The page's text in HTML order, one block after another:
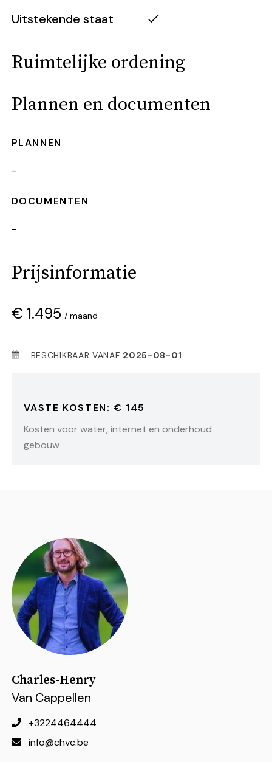
Uitstekende staat
Ruimtelijke ordening
Plannen en documenten
PLANNEN
-
DOCUMENTEN
-
Prijsinformatie
€ 1.495 / maand
BESCHIKBAAR VANAF 2025-08-01
VASTE KOSTEN: € 145
Kosten voor water, internet en onderhoud
gebouw
Charles-Henry
Van Cappellen
+3224464444
info@chvc.be